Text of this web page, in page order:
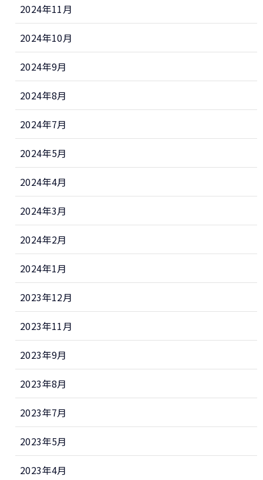
2024年11月
2024年10月
2024年9月
2024年8月
2024年7月
2024年5月
2024年4月
2024年3月
2024年2月
2024年1月
2023年12月
2023年11月
2023年9月
2023年8月
2023年7月
2023年5月
2023年4月